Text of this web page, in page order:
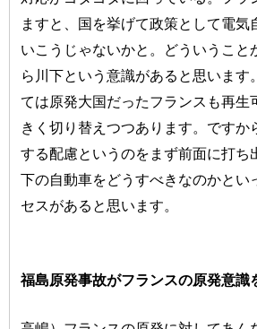
ますと、国を挙げて政策として電気
いこうじゃないかと。どういうこと
ら川下という意識があると思います
ては原発大国だったフランスも再生
きく切り替えつつあります。ですか
する配慮というのをまず前面に打ち
下の自動車をどうすべきなのかとい
セスがあると思います。
福島原発事故がフランスの原発意識